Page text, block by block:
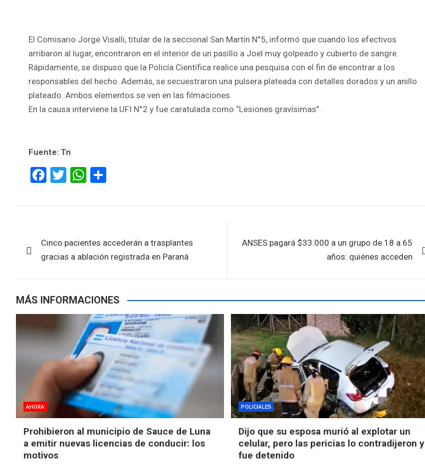
El Comisario Jorge Visalli, titular de la seccional San Martín N°5, informó que cuando los efectivos
arribaron al lugar, encontraron en el interior de un pasillo a Joel muy golpeado y cubierto de sangre.
Rápidamente, se dispuso que la Policía Científica realice una pesquisa con el fin de encontrar a los
responsables del hecho. Además, se secuestraron una pulsera plateada con detalles dorados y un anillo
plateado. Ambos elementos se ven en las filmaciones.
En la causa interviene la UFI N°2 y fue caratulada como “Lesiones gravísimas”.
Fuente: Tn
F
ce
o
o
T
tt
W
at
A
p
ar
de
Cinco pacientes accederán a trasplantes
gracias a ablación registrada en Paraná
ANSES pagará $33.000 a un grupo de 18 a 65
años: quiénes acceden
MÁS INFORMACIONES
AHORA
Prohibieron al municipio de Sauce de Luna
a emitir nuevas licencias de conducir: los
motivos
POLICIALES
Dijo que su esposa murió al explotar un
celular, pero las pericias lo contradijeron y
fue detenido